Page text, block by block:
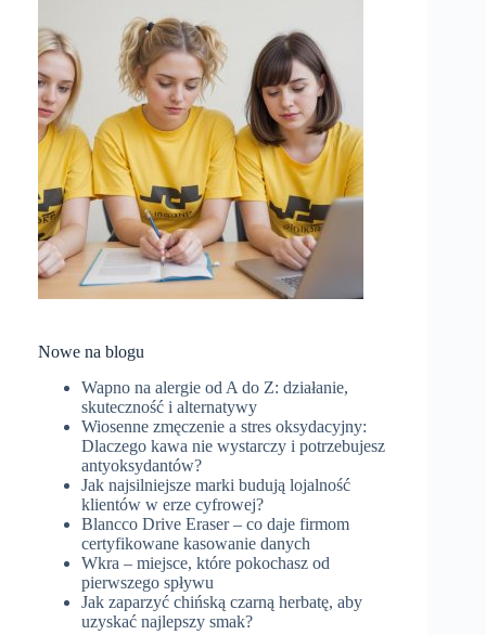
Nowe na blogu
Wapno na alergie od A do Z: działanie,
skuteczność i alternatywy
Wiosenne zmęczenie a stres oksydacyjny:
Dlaczego kawa nie wystarczy i potrzebujesz
antyoksydantów?
Jak najsilniejsze marki budują lojalność
klientów w erze cyfrowej?
Blancco Drive Eraser – co daje firmom
certyfikowane kasowanie danych
Wkra – miejsce, które pokochasz od
pierwszego spływu
Jak zaparzyć chińską czarną herbatę, aby
uzyskać najlepszy smak?